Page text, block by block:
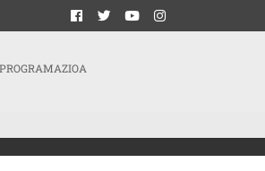
PROGRAMAZIOA